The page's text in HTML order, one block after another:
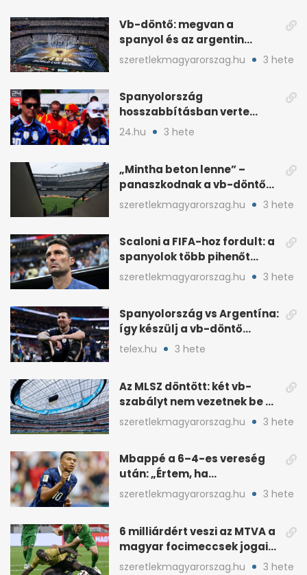
Vb-döntő: megvan a
spanyol és az argentin
kezdő, Montiel bekerült
szeretlekmagyarorszag.hu 3 hete
Spanyolország
hosszabbításban verte
Argentínát: Ferran Torres
24.hu 3 hete
„Mintha beton lenne” –
panaszkodnak a vb-döntő
MetLife-pályájára
szeretlekmagyarorszag.hu 3 hete
Scaloni a FIFA-hoz fordult: a
spanyolok több pihenőt
kaptak a vb-döntőre
szeretlekmagyarorszag.hu 3 hete
Spanyolország vs Argentína:
így készülj a vb-döntő
taktikai csatájára
telex.hu 3 hete
Az MLSZ döntött: két vb-
szabályt nem vezetnek be az
NB I-ben
szeretlekmagyarorszag.hu 3 hete
Mbappé a 6–4-es vereség
után: „Értem, ha
pofátlanságnak tűnt”
szeretlekmagyarorszag.hu 3 hete
6 milliárdért veszi az MTVA a
magyar focimeccsek jogait
a 2026–27-es idényre
szeretlekmagyarorszag.hu 3 hete